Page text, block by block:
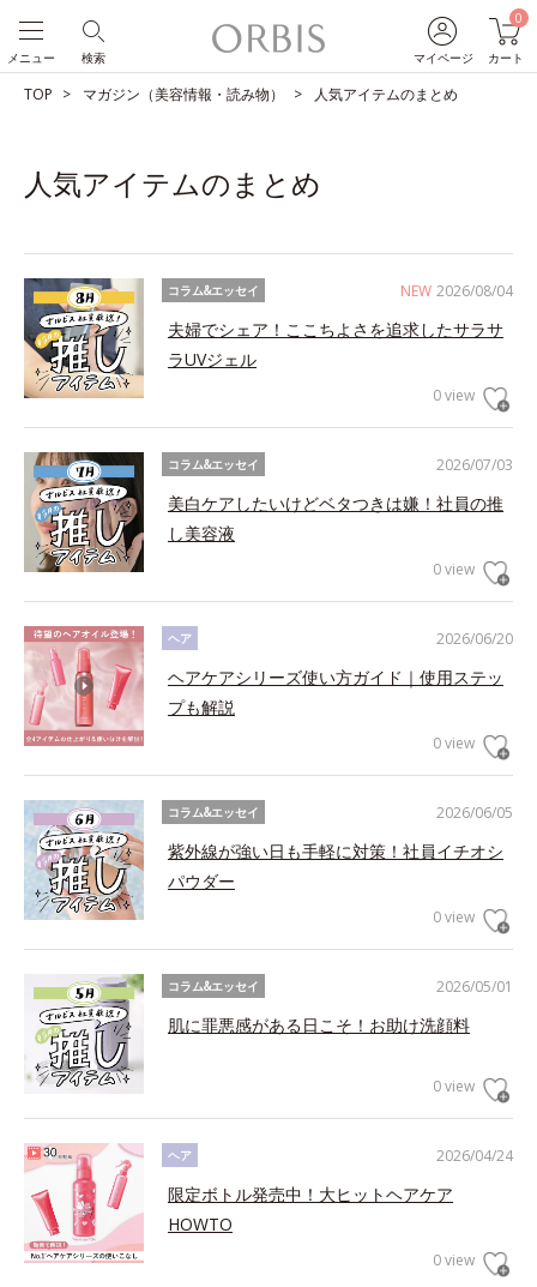
マイページ
0
カート
検索
メニュー
TOP マガジン（美容情報・読み物） 人気アイテムのまとめ
人気アイテムのまとめ
NEW 2026/08/04
コラム&エッセイ
夫婦でシェア！ここちよさを追求したサラサ
ラUVジェル
0 view
2026/07/03
コラム&エッセイ
美白ケアしたいけどベタつきは嫌！社員の推
し美容液
0 view
2026/06/20
ヘア
ヘアケアシリーズ使い方ガイド｜使用ステッ
プも解説
0 view
2026/06/05
コラム&エッセイ
紫外線が強い日も手軽に対策！社員イチオシ
パウダー
0 view
2026/05/01
コラム&エッセイ
肌に罪悪感がある日こそ！お助け洗顔料
0 view
2026/04/24
ヘア
限定ボトル発売中！大ヒットヘアケア
HOWTO
0 view